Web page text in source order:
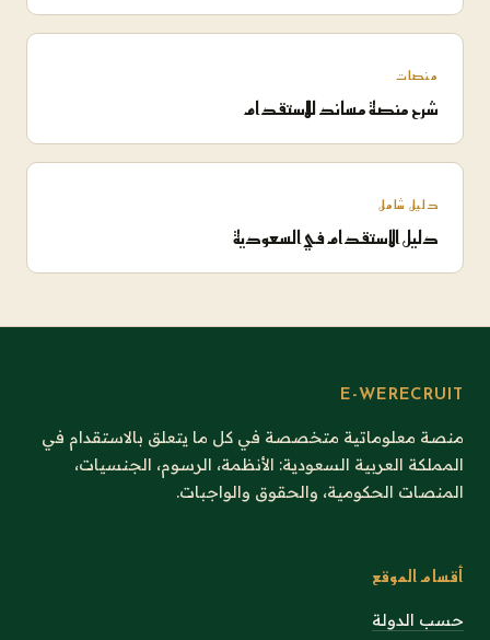
منصات
شرح منصة مساند للاستقدام
دليل شامل
دليل الاستقدام في السعودية
E-WERECRUIT
منصة معلوماتية متخصصة في كل ما يتعلق بالاستقدام في
المملكة العربية السعودية: الأنظمة، الرسوم، الجنسيات،
المنصات الحكومية، والحقوق والواجبات.
أقسام الموقع
حسب الدولة